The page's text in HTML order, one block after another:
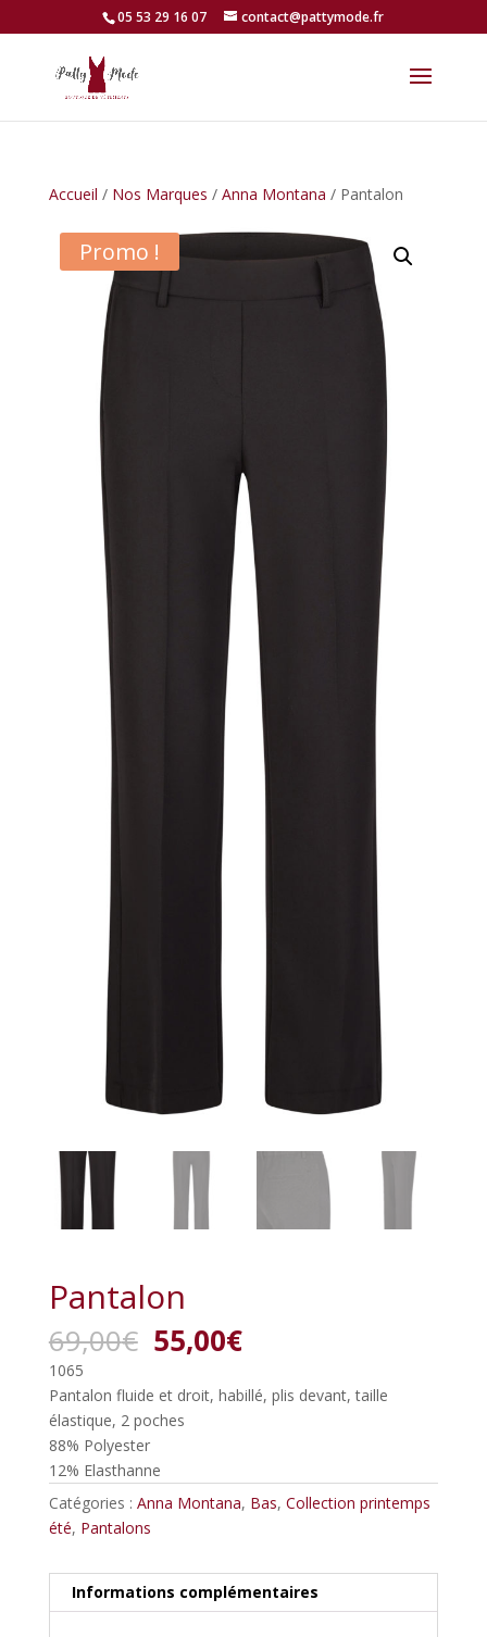
05 53 29 16 07 contact@pattymode.fr
Accueil / Nos Marques / Anna Montana / Pantalon
Promo !
Pantalon
69,00€ Le
prix
initial
était :
69,00€.
55,00€Le
prix
actuel
est :
1065
Pantalon fluide et droit, habillé, plis devant, taille
élastique, 2 poches
88% Polyester
12% Elasthanne
Catégories : Anna Montana, Bas, Collection printemps
été, Pantalons
Informations complémentaires